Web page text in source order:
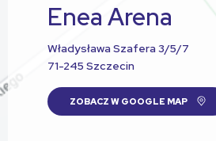
Enea Arena
Władysława Szafera 3/5/7
71-245 Szczecin
ZOBACZ W GOOGLE MAP